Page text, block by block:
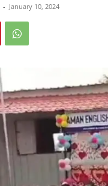
- January 10, 2024